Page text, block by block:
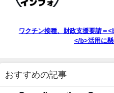
ワクチン接種、財政支援要請＝
</b>活用に
おすすめの記事